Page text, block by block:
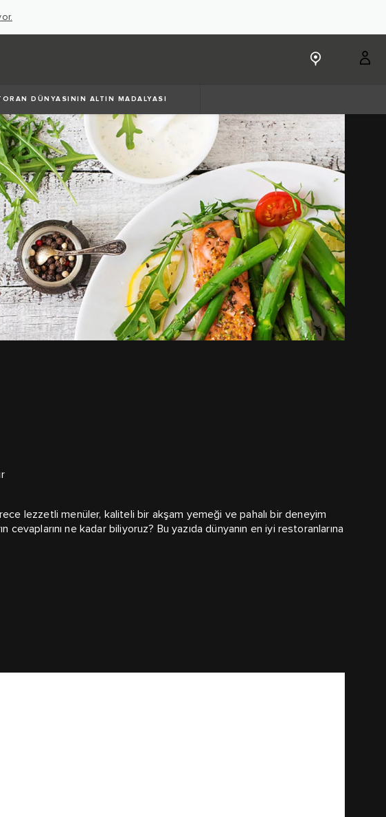
DÜNYASININ ALTIN MADALYASI
lezzetli menüler, kaliteli bir akşam yemeği ve pahalı bir deneyim
cevaplarını ne kadar biliyoruz? Bu yazıda dünyanın en iyi restoranlarına